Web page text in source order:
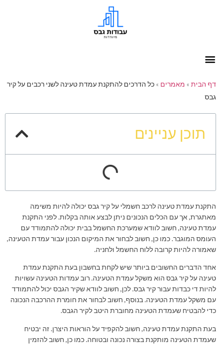
דף הבית » מאמרים » כל הדרכים להתקנת עמדת טעינה לשני רכבים על קיר
גבס
תוכן עניינים
התקנת עמדת טעינה לרכב חשמלי על קיר גבס יכולה להיות משימה
מאתגרת, אך עם הכלים הנכונים ניתן לבצע אותה בקלות. לפני התקנת
עמדת טעינה, חשוב לוודא שמערכת החשמל בבית יכולה להתמודד עם
העומס המוגבר. כמו כן, חשוב לבחור את המיקום הנכון עבור עמדת הטעינה,
שאמורה להיות קרובה ללוח החשמל ולחניה.
אחד הדברים החשובים ביותר שיש לקחת בחשבון בעת התקנת עמדת
טעינה על קיר גבס הוא משקל עמדת הטעינה. רוב עמדות הטעינה עשויות
להיות די כבדות עבור קיר גבס. לכן, חשוב לוודא שקיר הגבס יכול להתמודד
עם משקל עמדת הטעינה. בנוסף, חשוב לבחור את חומרת ההרכבה הנכונה
כדי להבטיח שעמדת הטעינה מחוברת היטב לקיר הגבס.
בעת התקנת עמדת טעינה, חשוב להקפיד על הוראות היצרן. זה יבטיח
שעמדת הטעינה מותקנת בצורה נכונה ובטוחה. כמו כן, חשוב להזמין